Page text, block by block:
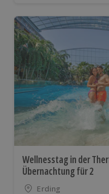
Wellnesstag in der
Übernachtung für 2
Standort
Erding